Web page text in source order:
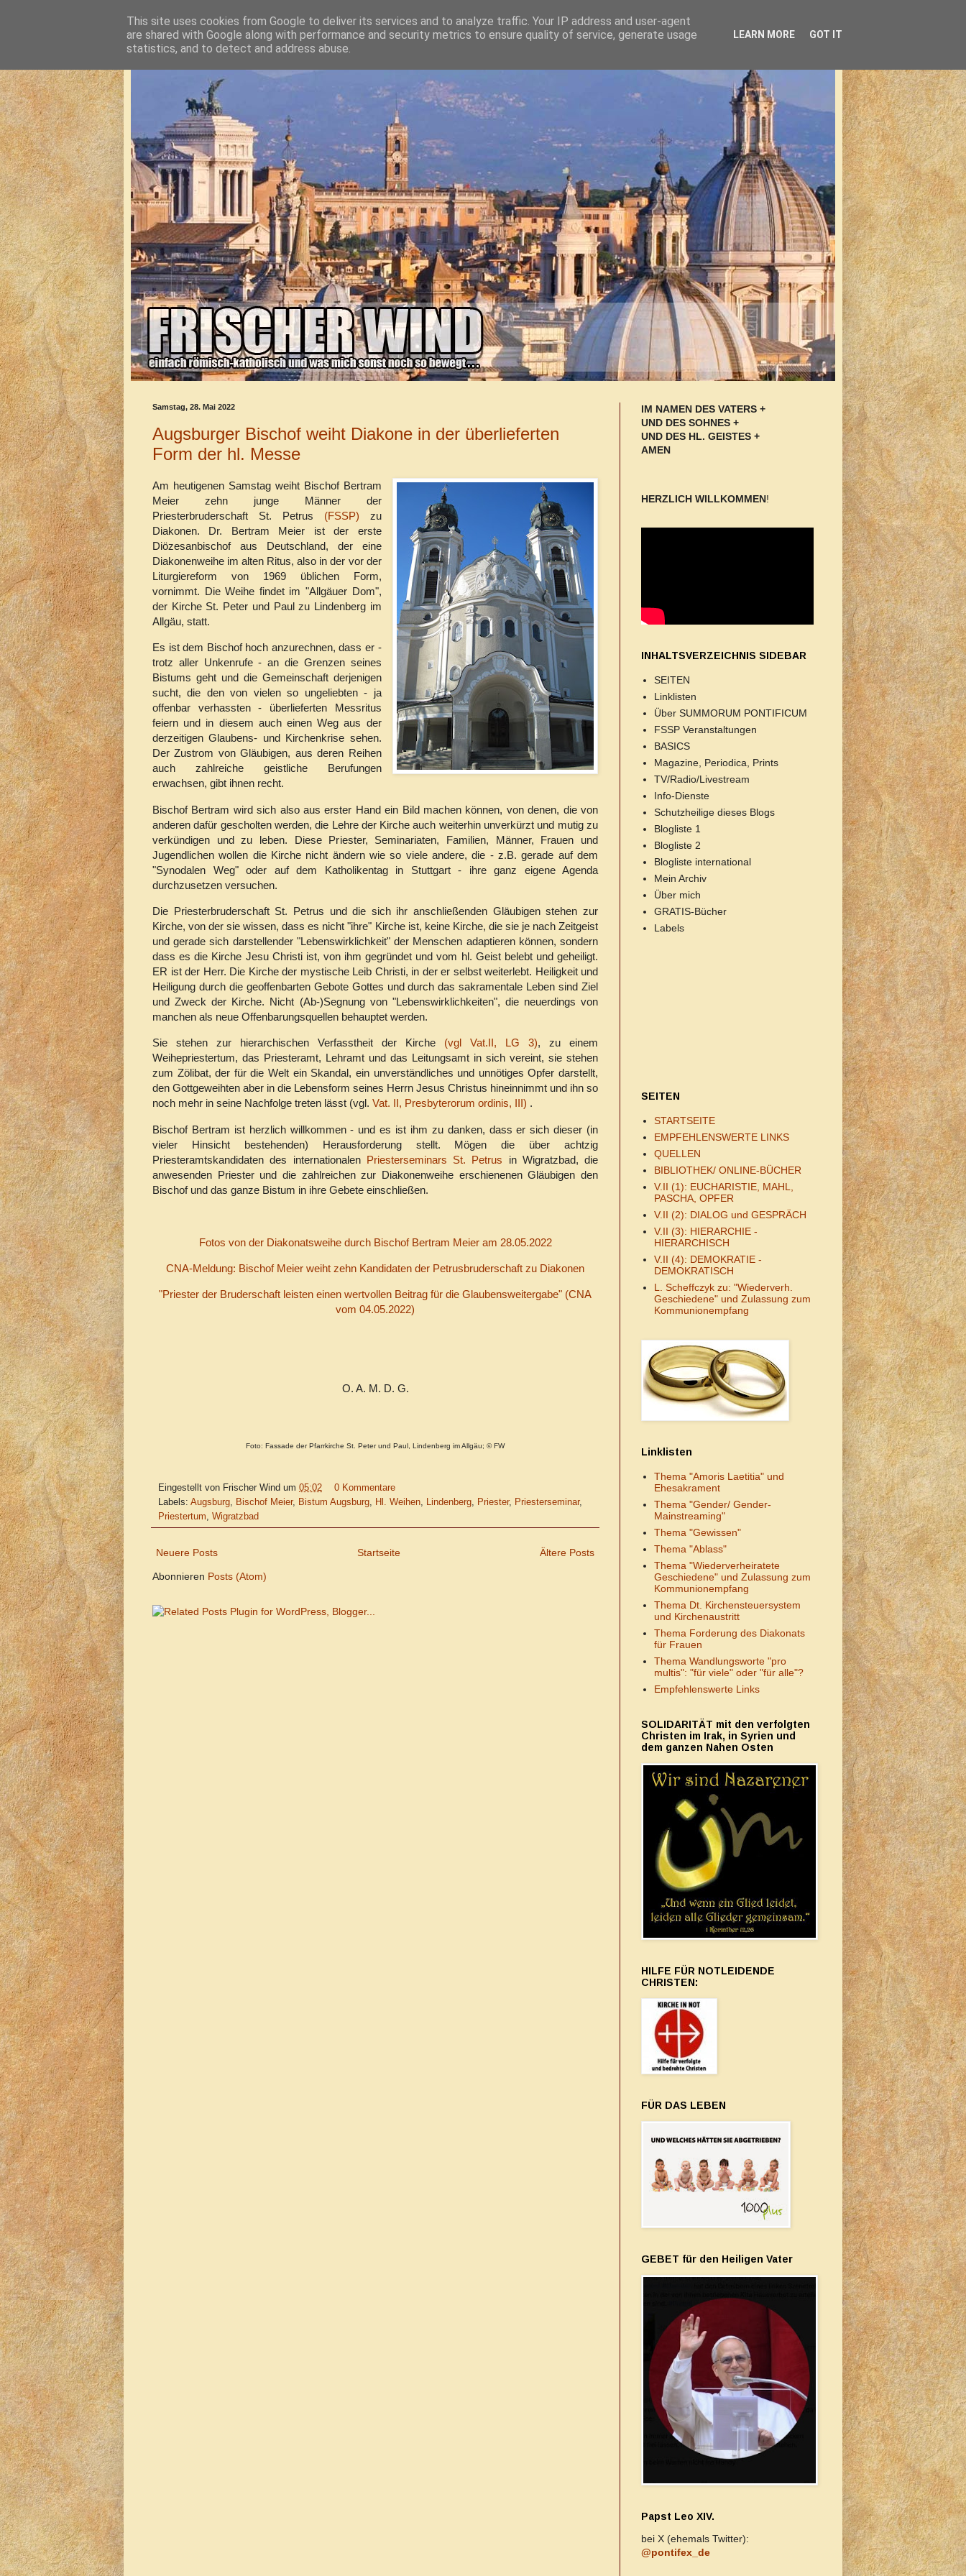
Samstag, 28. Mai 2022
Augsburger Bischof weiht Diakone in der überlieferten
Form der hl. Messe
Am heutigenen Samstag weiht Bischof Bertram
Meier zehn junge Männer der
Priesterbruderschaft St. Petrus (FSSP) zu
Diakonen. Dr. Bertram Meier ist der erste
Diözesanbischof aus Deutschland, der eine
Diakonenweihe im alten Ritus, also in der vor der
Liturgiereform von 1969 üblichen Form,
vornimmt. Die Weihe findet im "Allgäuer Dom",
der Kirche St. Peter und Paul zu Lindenberg im
Allgäu, statt.
Es ist dem Bischof hoch anzurechnen, dass er -
trotz aller Unkenrufe - an die Grenzen seines
Bistums geht und die Gemeinschaft derjenigen
sucht, die den von vielen so ungeliebten - ja
offenbar verhassten - überlieferten Messritus
feiern und in diesem auch einen Weg aus der
derzeitigen Glaubens- und Kirchenkrise sehen.
Der Zustrom von Gläubigen, aus deren Reihen
auch zahlreiche geistliche Berufungen
erwachsen, gibt ihnen recht.
Bischof Bertram wird sich also aus erster Hand ein Bild machen können, von denen, die von
anderen dafür gescholten werden, die Lehre der Kirche auch weiterhin unverkürzt und mutig zu
verkündigen und zu leben. Diese Priester, Seminariaten, Familien, Männer, Frauen und
Jugendlichen wollen die Kirche nicht ändern wie so viele andere, die - z.B. gerade auf dem
"Synodalen Weg" oder auf dem Katholikentag in Stuttgart - ihre ganz eigene Agenda
durchzusetzen versuchen.
Die Priesterbruderschaft St. Petrus und die sich ihr anschließenden Gläubigen stehen zur
Kirche, von der sie wissen, dass es nicht "ihre" Kirche ist, keine Kirche, die sie je nach Zeitgeist
und gerade sich darstellender "Lebenswirklichkeit" der Menschen adaptieren können, sondern
dass es die Kirche Jesu Christi ist, von ihm gegründet und vom hl. Geist belebt und geheiligt.
ER ist der Herr. Die Kirche der mystische Leib Christi, in der er selbst weiterlebt. Heiligkeit und
Heiligung durch die geoffenbarten Gebote Gottes und durch das sakramentale Leben sind Ziel
und Zweck der Kirche. Nicht (Ab-)Segnung von "Lebenswirklichkeiten", die neuerdings von
manchen als neue Offenbarungsquellen behauptet werden.
Sie stehen zur hierarchischen Verfasstheit der Kirche (vgl Vat.II, LG 3), zu einem
Weihepriestertum, das Priesteramt, Lehramt und das Leitungsamt in sich vereint, sie stehen
zum Zölibat, der für die Welt ein Skandal, ein unverständliches und unnötiges Opfer darstellt,
den Gottgeweihten aber in die Lebensform seines Herrn Jesus Christus hineinnimmt und ihn so
noch mehr in seine Nachfolge treten lässt (vgl. Vat. II, Presbyterorum ordinis, III) .
Bischof Bertram ist herzlich willkommen - und es ist ihm zu danken, dass er sich dieser (in
vieler Hinsicht bestehenden) Herausforderung stellt. Mögen die über achtzig
Priesteramtskandidaten des internationalen Priesterseminars St. Petrus in Wigratzbad, die
anwesenden Priester und die zahlreichen zur Diakonenweihe erschienenen Gläubigen den
Bischof und das ganze Bistum in ihre Gebete einschließen.
Fotos von der Diakonatsweihe durch Bischof Bertram Meier am 28.05.2022
CNA-Meldung: Bischof Meier weiht zehn Kandidaten der Petrusbruderschaft zu Diakonen
"Priester der Bruderschaft leisten einen wertvollen Beitrag für die Glaubensweitergabe" (CNA
vom 04.05.2022)
O. A. M. D. G.
Foto: Fassade der Pfarrkirche St. Peter und Paul, Lindenberg im Allgäu; © FW
Eingestellt von Frischer Wind um 05:02
0 Kommentare
Labels: Augsburg, Bischof Meier, Bistum Augsburg, Hl. Weihen, Lindenberg, Priester, Priesterseminar,
Priestertum, Wigratzbad
Neuere Posts Ältere Posts
Startseite
Abonnieren Posts (Atom)
IM NAMEN DES VATERS +
UND DES SOHNES +
UND DES HL. GEISTES +
AMEN
HERZLICH WILLKOMMEN!
INHALTSVERZEICHNIS SIDEBAR
SEITEN
Linklisten
Über SUMMORUM PONTIFICUM
FSSP Veranstaltungen
BASICS
Magazine, Periodica, Prints
TV/Radio/Livestream
Info-Dienste
Schutzheilige dieses Blogs
Blogliste 1
Blogliste 2
Blogliste international
Mein Archiv
Über mich
GRATIS-Bücher
Labels
SEITEN
STARTSEITE
EMPFEHLENSWERTE LINKS
QUELLEN
BIBLIOTHEK/ ONLINE-BÜCHER
V.II (1): EUCHARISTIE, MAHL,
PASCHA, OPFER
V.II (2): DIALOG und GESPRÄCH
V.II (3): HIERARCHIE -
HIERARCHISCH
V.II (4): DEMOKRATIE -
DEMOKRATISCH
L. Scheffczyk zu: "Wiederverh.
Geschiedene" und Zulassung zum
Kommunionempfang
Linklisten
Thema "Amoris Laetitia" und
Ehesakrament
Thema "Gender/ Gender-
Mainstreaming"
Thema "Gewissen"
Thema "Ablass"
Thema "Wiederverheiratete
Geschiedene" und Zulassung zum
Kommunionempfang
Thema Dt. Kirchensteuersystem
und Kirchenaustritt
Thema Forderung des Diakonats
für Frauen
Thema Wandlungsworte "pro
multis": "für viele" oder "für alle"?
Empfehlenswerte Links
SOLIDARITÄT mit den verfolgten
Christen im Irak, in Syrien und
dem ganzen Nahen Osten
HILFE FÜR NOTLEIDENDE
CHRISTEN:
FÜR DAS LEBEN
GEBET für den Heiligen Vater
Papst Leo XIV.
bei X (ehemals Twitter):
@pontifex_de
This site uses cookies from Google to deliver its services and to analyze traffic. Your IP address and user-agent
are shared with Google along with performance and security metrics to ensure quality of service, generate usage
statistics, and to detect and address abuse.
LEARN MORE GOT IT